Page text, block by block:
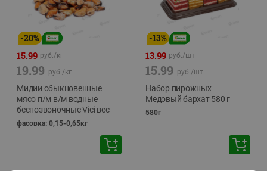
-20%
15.99 руб./кг
19.99 руб./кг
Мидии обыкновенные
мясо п/м в/м водные
беспозвоночные Vici вес
фасовка: 0,15-0,65кг
-13%
13.99 руб./шт
15.99 руб./шт
Набор пирожных
Медовый бархат 580 г
580г